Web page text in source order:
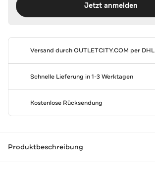
Jetzt anmelden
Versand durchOUTLETCITY.COM per DHL
Schnelle Lieferung in 1-3 Werktagen
Kostenlose Rücksendung
Produktbeschreibung